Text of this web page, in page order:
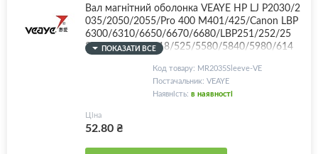
Вал магнітний оболонка VEAYE HP LJ P2030/2
035/2050/2055/Pro 400 M401/425/Canon LBP
6300/6310/6650/6670/6680/LBP251/252/25
3/MF411/416/418/525/5580/5840/5980/614
0/6180/CF280A/CE505A/CE505X/Canon 719/C
ПОКАЗАТИ ВСЕ
Код товару: MR2035Sleeve-VE
Постачальник: VEAYE
Наявність: в наявності
Ціна
52.80₴